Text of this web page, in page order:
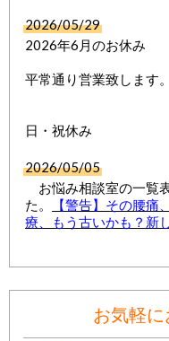
2026/05/29
2026年6月のお休み
平常通り営業致します。
日・祝休み
2026/05/05
お悩み相談室の一覧
た。
【警告】その腰
療、もう古いかも？新
お気軽